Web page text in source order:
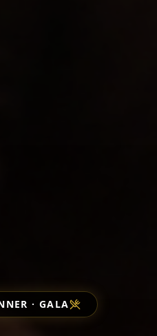
· GALA